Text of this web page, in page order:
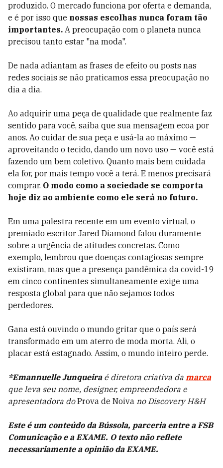
produzido. O mercado funciona por oferta e demanda,
e é por isso que nossas escolhas nunca foram tão
importantes. A preocupação com o planeta nunca
precisou tanto estar "na moda".
De nada adiantam as frases de efeito ou posts nas
redes sociais se não praticamos essa preocupação no
dia a dia.
Ao adquirir uma peça de qualidade que realmente faz
sentido para você, saiba que sua mensagem ecoa por
anos. Ao cuidar de sua peça e usá-la ao máximo —
aproveitando o tecido, dando um novo uso — você está
fazendo um bem coletivo. Quanto mais bem cuidada
ela for, por mais tempo você a terá. E menos precisará
comprar. O modo como a sociedade se comporta
hoje diz ao ambiente como ele será no futuro.
Em uma palestra recente em um evento virtual, o
premiado escritor Jared Diamond falou duramente
sobre a urgência de atitudes concretas. Como
exemplo, lembrou que doenças contagiosas sempre
existiram, mas que a presença pandêmica da covid-19
em cinco continentes simultaneamente exige uma
resposta global para que não sejamos todos
perdedores.
Gana está ouvindo o mundo gritar que o país será
transformado em um aterro de moda morta. Ali, o
placar está estagnado. Assim, o mundo inteiro perde.
*Emannuelle Junqueira é diretora criativa da marca
que leva seu nome, designer, empreendedora e
apresentadora doProva de Noiva no Discovery H&H
Este é um conteúdo da Bússola, parceria entre a FSB
Comunicação e a EXAME. O texto não reflete
necessariamente a opinião da EXAME.